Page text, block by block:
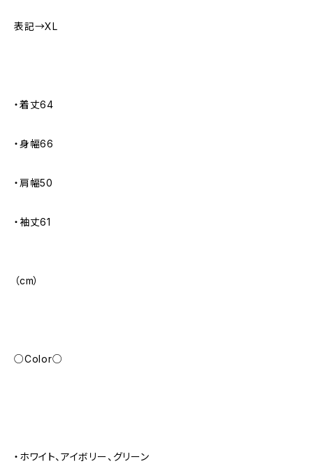
表記→XL
・着丈64
・身幅66
・肩幅50
・袖丈61
（cm）
○Color○
・ホワイト、アイボリー、グリーン